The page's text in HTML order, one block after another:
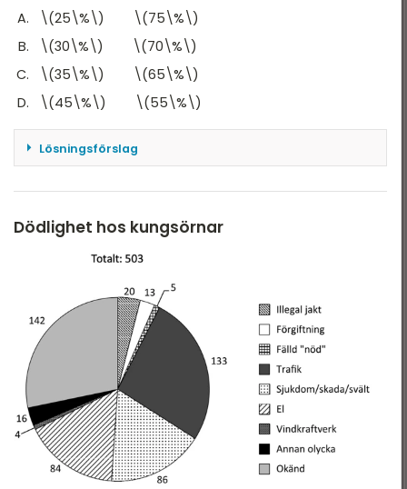
\(25\%\) \(75\%\)
\(30\%\) \(70\%\)
\(35\%\) \(65\%\)
\(45\%\) \(55\%\)
Lösningsförslag
medan inrikesresor (affär + fritid) är cirka 34 000
000. Totalt blir det cirka 54 000 000 resor.
Utrikes \(≈\frac{20}{54}≈37\%\)
Inrikes \(≈\frac{34}{54}≈63\%\)
Svar: C
Dödlighet hos kungsörnar